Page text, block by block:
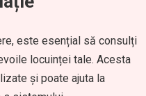
este esențial să consulți
locuinței tale. Acesta
și poate ajuta la